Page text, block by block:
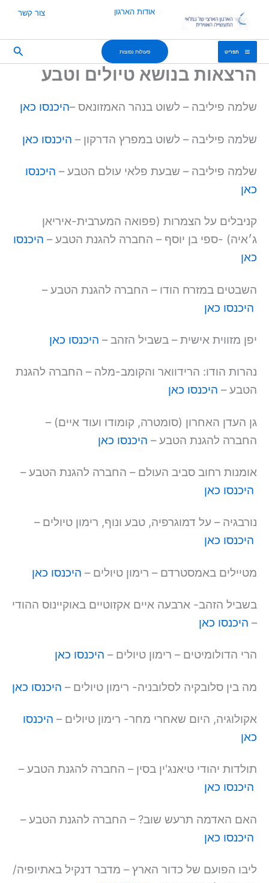
אודות הארגון צור קשר
תפריט פעולות נפוצות
הרצאות בנושא טיולים וטבע
שלמה פיליבה – לשוט בנהר האמזונאס –היכנסו כאן
שלמה פיליבה – לשוט במפרץ הדרקון – היכנסו כאן
שלמה פיליבה – שבעת פלאי עולם הטבע – היכנסו
כאן
קניבלים על הצמרות (פפואה המערבית-איריאן
ג׳איה) -ספי בן יוסף – החברה להגנת הטבע – היכנסו
כאן
השבטים במזרח הודו – החברה להגנת הטבע –
היכנסו כאן
יפן מזווית אישית – בשביל הזהב – היכנסו כאן
נהרות הודו: הרידוואר והקומב-מלה – החברה להגנת
הטבע – היכנסו כאן
גן העדן האחרון (סומטרה, קומודו ועוד איים) –
החברה להגנת הטבע – היכנסו כאן
אומנות רחוב סביב העולם – החברה להגנת הטבע –
היכנסו כאן
נורבגיה – על דמוגרפיה, טבע ונוף, רימון טיולים –
היכנסו כאן
מטיילים באמסטרדם – רימון טיולים – היכנסו כאן
בשביל הזהב- ארבעה איים אקזוטיים באוקיינוס ההודי
– היכנסו כאן
הרי הדולומיטים – רימון טיולים – היכנסו כאן
מה בין סלובקיה לסלובניה- רימון טיולים – היכנסו כאן
אקולוגיה, היום שאחרי מחר- רימון טיולים – היכנסו
כאן
תולדות יהודי טיאנג'ין בסין – החברה להגנת הטבע –
היכנסו כאן
האם האדמה תרעש שוב? – החברה להגנת הטבע –
היכנסו כאן
ליבו הפועם של כדור הארץ – מדבר דנקיל באתיופיה/